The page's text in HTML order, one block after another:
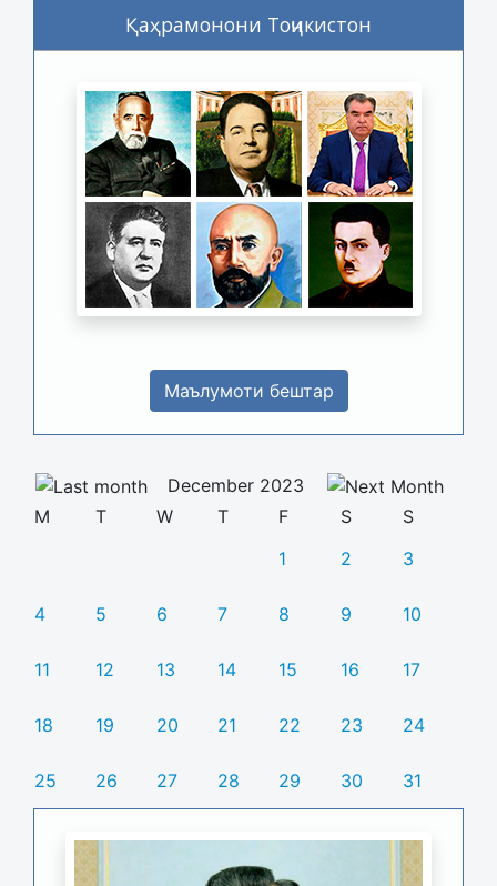
Қаҳрамонони Тоҷикистон
Маълумоти бештар
December 2023
M
T W T F S
S
1
2 3
4 5 6 7 8 9 10
11 12 13 14 15 16 17
18 19 20 21 22 23 24
25 26 27 28 29 30 31